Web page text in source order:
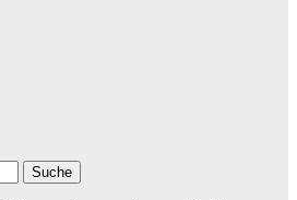
Suche